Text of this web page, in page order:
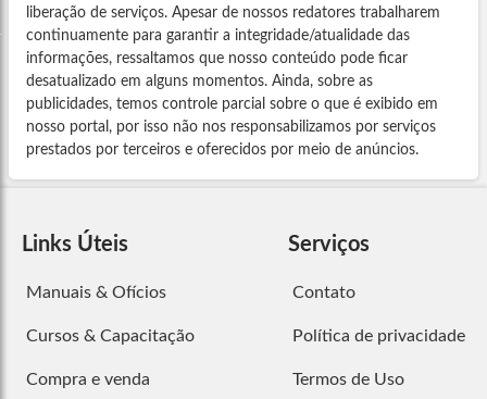
liberação de serviços. Apesar de nossos redatores trabalharem
continuamente para garantir a integridade/atualidade das
informações, ressaltamos que nosso conteúdo pode ficar
desatualizado em alguns momentos. Ainda, sobre as
publicidades, temos controle parcial sobre o que é exibido em
nosso portal, por isso não nos responsabilizamos por serviços
prestados por terceiros e oferecidos por meio de anúncios.
Links Úteis
Manuais & Ofícios
Cursos & Capacitação
Compra e venda
Serviços
Contato
Política de privacidade
Termos de Uso